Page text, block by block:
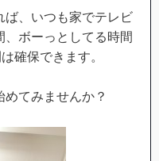
ば、いつも家でテレビ
、ボーっとしてる時間
確保できます。
てみませんか？